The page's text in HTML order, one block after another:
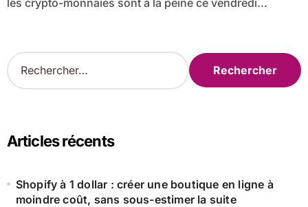
les crypto-monnaies sont à la peine ce vendredi...
R
e
c
e
Articles récents
Shopify à 1 dollar : créer une boutique en ligne à
moindre coût, sans sous-estimer la suite